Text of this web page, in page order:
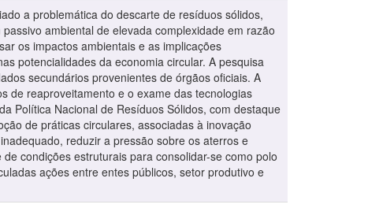
a problemática do descarte de resíduos sólidos,
ambiental de elevada complexidade em razão
os impactos ambientais e as implicações
potencialidades da economia circular. A pesquisa
secundários provenientes de órgãos oficiais. A
de reaproveitamento e o exame das tecnologias
Política Nacional de Resíduos Sólidos, com destaque
de práticas circulares, associadas à inovação
reduzir a pressão sobre os aterros e
condições estruturais para consolidar-se como polo
ações entre entes públicos, setor produtivo e